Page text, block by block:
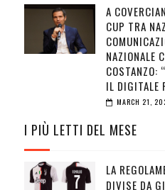
A
CUP TRA
NAZIONALE
COSTANZO:
IL DIGITALE
MARCH 21,
I PIÙ LETTI DEL MESE
LA
DIVISE DA